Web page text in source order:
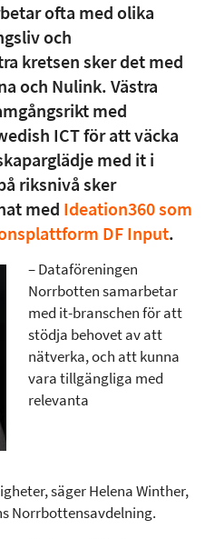
ofta med olika
och
kretsen sker det med
och Nulink. Västra
med
ICTför att väcka
med it i
riksnivå sker
med Ideation360 som
DF Input.
– Dataföreningen
Norrbotten samarbetar
med it-branschen för att
stödja behovet av att
nätverka, och att kunna
vara tillgängliga med
relevanta
säger Helena Winther,
Norrbottensavdelning.